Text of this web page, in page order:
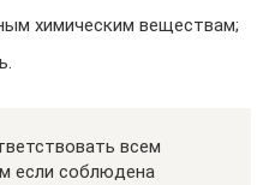
химическим веществам;
всем
если соблюдена